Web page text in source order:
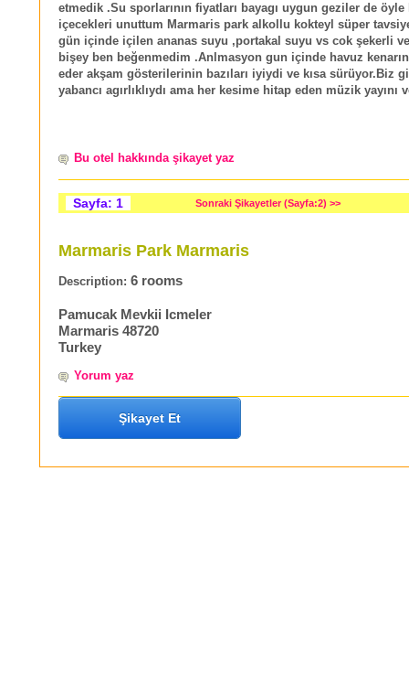
etmedik .Su sporlarının fiyatları bayagı uygun geziler de
içecekleri unuttum Marmaris park alkollu kokteyl süper
gün içinde içilen ananas suyu ,portakal suyu vs cok şekerli
bişey ben beğenmedim .Anlmasyon gun içinde havuz
eder akşam gösterilerinin bazıları iyiydi ve kısa sürüyor.Biz
yabancı agırlıklıydı ama her kesime hitap eden müzik yayını
Bu otel hakkında şikayet yaz
Sayfa: 1 Sonraki Şikayetler (Sayfa:2) >>
Marmaris Park Marmaris
Description: 6 rooms
Pamucak Mevkii Icmeler
Marmaris 48720
Turkey
Yorum yaz
Şikayet Et